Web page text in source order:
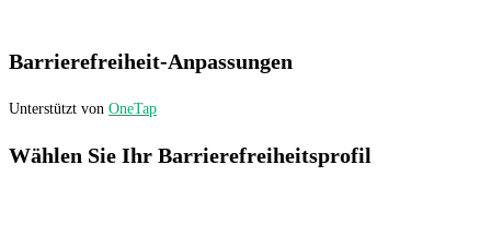
Barrierefreiheit-Anpassungen
Unterstützt von OneTap
Wählen Sie Ihr Barrierefreiheitsprofil